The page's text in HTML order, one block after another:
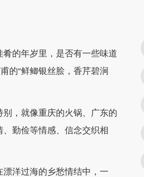
的年岁里，是否有一些味道
的“鲜鲫银丝脍，香芹碧涧
，就像重庆的火锅、广东的
勤俭等情感、信念交织相
洋过海的乡愁情结中，一